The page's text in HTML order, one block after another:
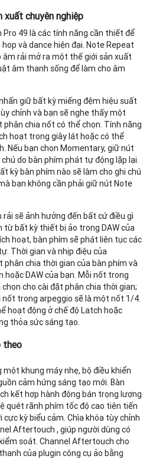
xuất chuyên nghiệp
49 là các tính năng cần thiết để
và dance hiện đại. Note Repeat
rải mở ra một thế giới sản xuất
âm thanh sống để làm cho âm
giữ bất kỳ miếng đệm hiệu suất
chỉnh và bạn sẽ nghe thấy một
chia nốt có thể chọn. Tính năng
hoạt trong giây lát hoặc có thể
Nếu bạn chọn Momentary, giữ nút
do bàn phím phát tự động lặp lại.
kỳ bàn phím nào sẽ làm cho ghi chú
bạn không cần phải giữ nút Note
sẽ ảnh hưởng đến bất cứ điều gì
từ bất kỳ thiết bị ảo trong DAW của
hoạt, bàn phím sẽ phát liên tục các
Thời gian và nhịp điệu của
chia thời gian của bàn phím và
hoặc DAW của bạn. Mỗi nốt trong
cho cài đặt phân chia thời gian;
nốt trong arpeggio sẽ là một nốt 1/4.
hoạt động ở chế độ Latch hoặc
thỏa sức sáng tạo.
theo
khung máy nhẹ, bộ điều khiển
cảm hứng sáng tạo mới. Bàn
kết hợp hành động bán trọng lượng
quét rãnh phím tốc độ cao tiên tiến
kỳ biểu cảm. Chìa khóa tùy chỉnh
Aftertouch , giúp người dùng có
soát. Channel Aftertouch cho
của plugin công cụ ảo bằng